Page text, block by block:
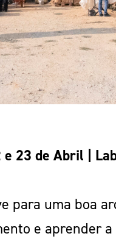
e 23 de Abril |
para uma boa
e aprender